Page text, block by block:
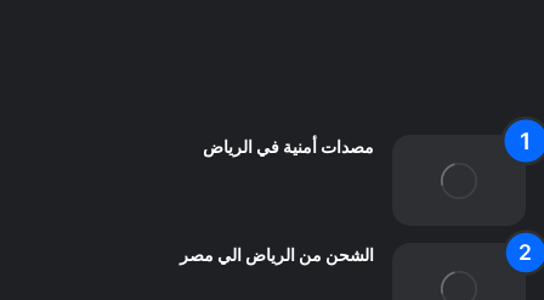
مصدات أمنية في الرياض
الشحن من الرياض الي مصر